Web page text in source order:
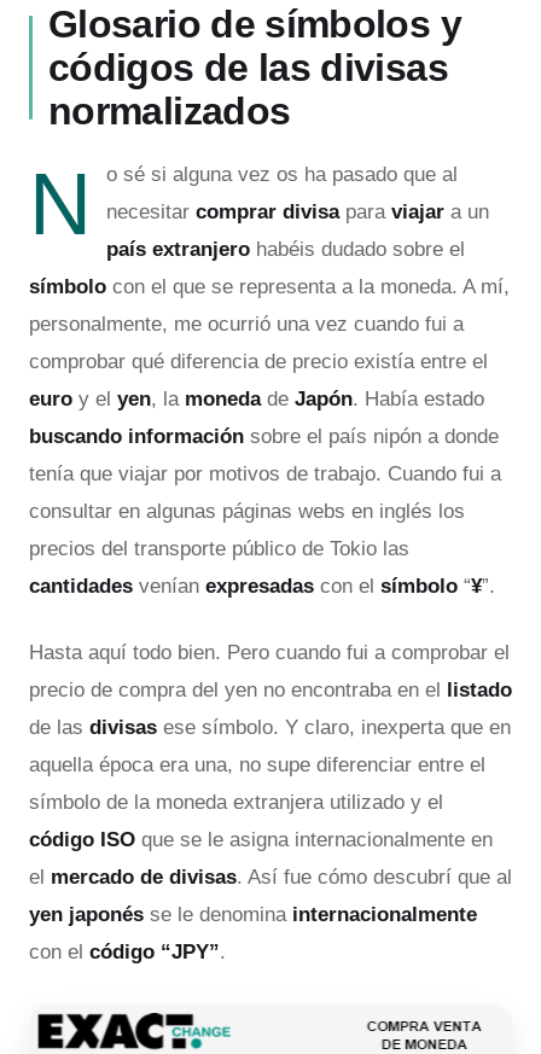
Glosario de símbolos y
códigos de las divisas
normalizados
N
o sé si alguna vez os ha pasado que al
necesitar comprar divisapara viajar a un
país extranjero habéis dudado sobre el
símbolo con el que se representa a la moneda. A mí,
personalmente, me ocurrió una vez cuando fui a
comprobar qué diferencia de precio existía entre el
euro y el yen, la monedade Japón. Había estado
buscando información sobre el país nipón a donde
tenía que viajar por motivos de trabajo. Cuando fui a
consultar en algunas páginas webs en inglés los
precios del transporte público de Tokio las
cantidades venían expresadas con el símbolo “¥”.
Hasta aquí todo bien. Pero cuando fui a comprobar el
precio de compra del yen no encontraba en el listado
de las divisas ese símbolo. Y claro, inexperta que en
aquella época era una, no supe diferenciar entre el
símbolo de la moneda extranjera utilizado y el
código ISO que se le asigna internacionalmente en
el mercado de divisas. Así fue cómo descubrí que al
yen japonés se le denomina internacionalmente
con el código “JPY”.